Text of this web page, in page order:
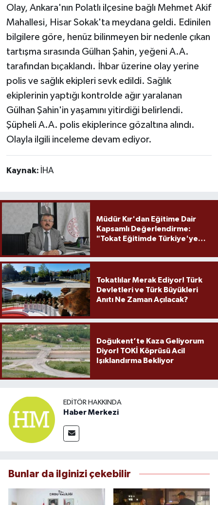
Olay, Ankara'nın Polatlı ilçesine bağlı Mehmet Akif
Mahallesi, Hisar Sokak'ta meydana geldi. Edinilen
bilgilere göre, henüz bilinmeyen bir nedenle çıkan
tartışma sırasında Gülhan Şahin, yeğeni A.A.
tarafından bıçaklandı. İhbar üzerine olay yerine
polis ve sağlık ekipleri sevk edildi. Sağlık
ekiplerinin yaptığı kontrolde ağır yaralanan
Gülhan Şahin'in yaşamını yitirdiği belirlendi.
Şüpheli A.A. polis ekiplerince gözaltına alındı.
Olayla ilgili inceleme devam ediyor.
Kaynak: İHA
Müdür Kır'dan Eğitime Dair
Kapsamlı Değerlendirme:
"Tokat Eğitimde Türkiye'ye
Tokatlılar Merak Ediyor! Türk
Devletleri ve Türk Büyükleri
Anıtı Ne Zaman Açılacak?
Doğukent’te Kaza Geliyorum
Diyor! TOKİ Köprüsü Acil
Işıklandırma Bekliyor
EDITÖR HAKKINDA
Haber Merkezi
Bunlar da ilginizi çekebilir